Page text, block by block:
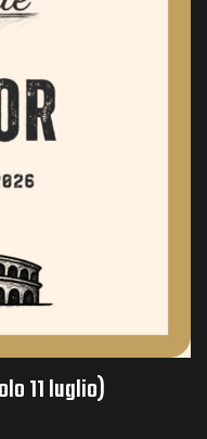
11 luglio)